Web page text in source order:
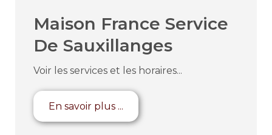
Maison France Service
De Sauxillanges
Voir les services et les horaires...
En savoir plus ...